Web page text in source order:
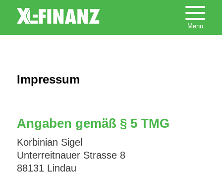
Impressum
Angaben gemäß § 5 TMG
Korbinian Sigel
Unterreitnauer Strasse 8
88131 Lindau